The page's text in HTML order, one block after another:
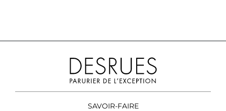
SAVOIR-FAIRE